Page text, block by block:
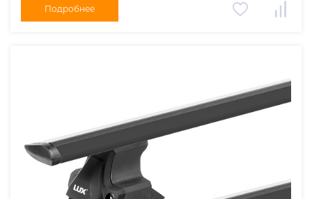
Подробнее